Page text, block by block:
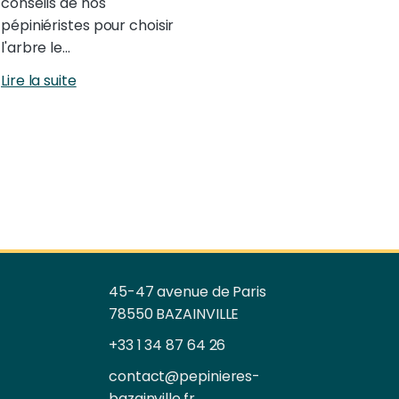
pépiniéristes pour choisir
l'arbre le…
Lire la suite
45-47 avenue de Paris
78550 BAZAINVILLE
+33 1 34 87 64 26
contact@pepinieres-